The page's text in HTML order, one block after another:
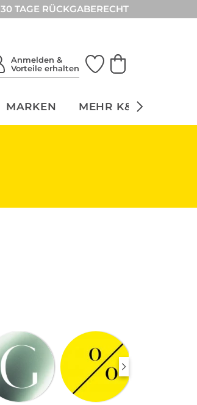
30 TAGE RÜCKGABERECHT
Anmelden &
Vorteile erhalten
MARKEN MEHR K&Ö